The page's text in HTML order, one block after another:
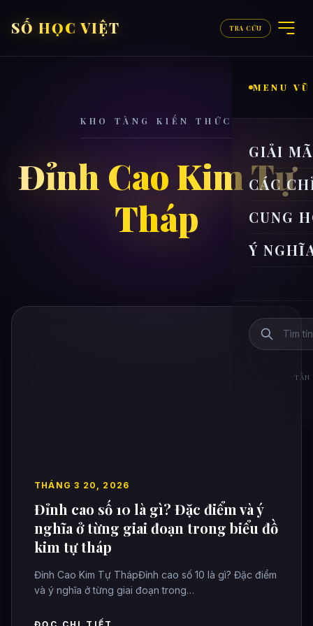
SỐ HỌC VIỆT TRA CỨU
MENU VŨ
GIẢI
CÁC
CUNG
Ý
TẦN
KHO TÀNG KIẾN THỨC
Đỉnh Cao Kim Tự
Tháp
THÁNG 3 20, 2026
Đỉnh cao số 10 là gì? Đặc điểm và ý
nghĩa ở từng giai đoạn trong biểu đồ
kim tự tháp
Đỉnh Cao Kim Tự ThápĐỉnh cao số 10 là gì? Đặc điểm
và ý nghĩa ở từng giai đoạn trong…